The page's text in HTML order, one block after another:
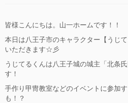
皆様こんにちは。山一ホームです！！
本日は八王子市のキャラクター【うじ
いただきます☆彡
うじてるくんは八王子城の城主「北条
す！
手作り甲冑教室などのイベントに参加
も！？